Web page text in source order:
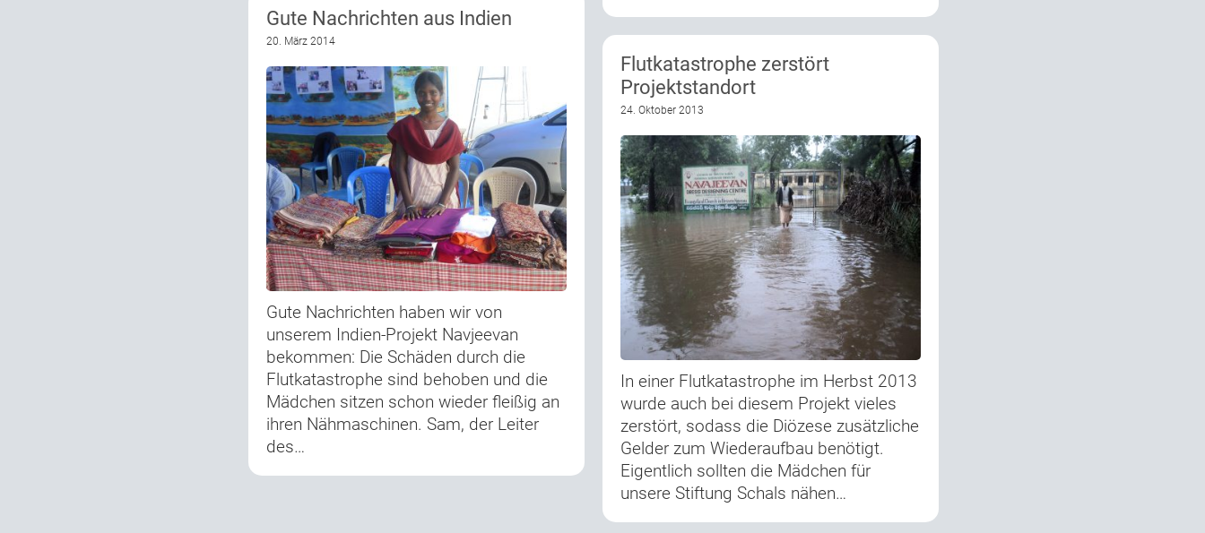
Gute Nachrichten aus Indien
20. März 2014
Gute Nachrichten haben wir von
unserem Indien-Projekt Navjeevan
bekommen: Die Schäden durch die
Flutkatastrophe sind behoben und die
Mädchen sitzen schon wieder fleißig an
ihren Nähmaschinen. Sam, der Leiter
des…
Flutkatastrophe zerstört
Projektstandort
24. Oktober 2013
In einer Flutkatastrophe im Herbst 2013
wurde auch bei diesem Projekt vieles
zerstört, sodass die Diözese zusätzliche
Gelder zum Wiederaufbau benötigt.
Eigentlich sollten die Mädchen für
unsere Stiftung Schals nähen…